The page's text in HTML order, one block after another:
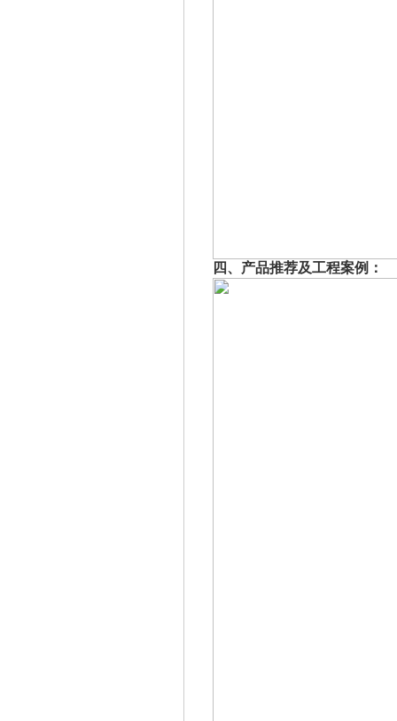
四、产品推荐及工程案例：